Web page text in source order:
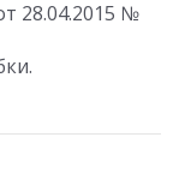
28.04.2015 №